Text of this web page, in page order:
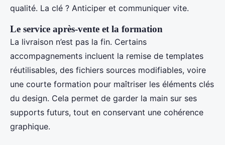
qualité. La clé ? Anticiper et communiquer vite.
Le service après-vente et la formation
La livraison n’est pas la fin. Certains
accompagnements incluent la remise de templates
réutilisables, des fichiers sources modifiables, voire
une courte formation pour maîtriser les éléments clés
du design. Cela permet de garder la main sur ses
supports futurs, tout en conservant une cohérence
graphique.